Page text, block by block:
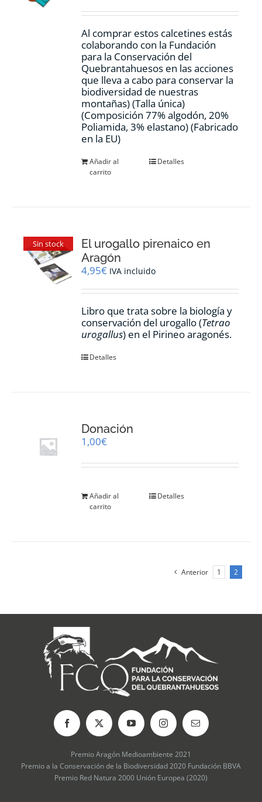
Al comprar estos calcetines estás
colaborando con la Fundación
para la Conservación del
Quebrantahuesos en las acciones
que lleva a cabo para conservar la
biodiversidad de nuestras
montañas) (Talla única)
(Composición 77% algodón, 20%
Poliamida, 3% elastano) (Fabricado
en la EU)
Añadir al
carrito
Detalles
Sin stock
El urogallo pirenaico en
Aragón
4,95€ IVA incluido
Libro que trata sobre la biología y
conservación del urogallo (Tetrao
urogallus) en el Pirineo aragonés.
Detalles
Donación
1,00€
Añadir al
carrito
Detalles
Anterior 1 2
Premio Aragón Medioambiente 2021
Premio a la Conservación de la Biodiversidad 2020 Fundación BBVA
Premio Red Natura 2000 Unión Europea (2020)